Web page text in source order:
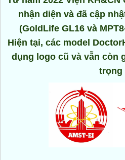
nhận diện và đã cập
(GoldLife GL16 và
Hiện tại, các model
dụng logo cũ và vẫn còn
trọng